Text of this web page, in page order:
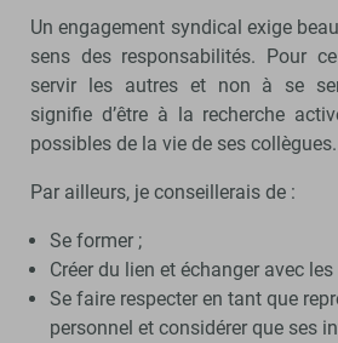
Un engagement syndical exige
sens des responsabilités. Pour
servir les autres et non à se
signifie d’être à la recherche
possibles de la vie de ses collègues.
Par ailleurs, je conseillerais de :
Se former ;
Créer du lien et échanger avec
Se faire respecter en tant que
personnel et considérer que ses